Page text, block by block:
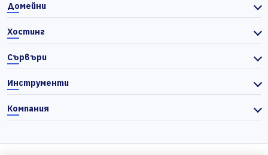
Домейни
Хостинг
Сървъри
Инструменти
Компания